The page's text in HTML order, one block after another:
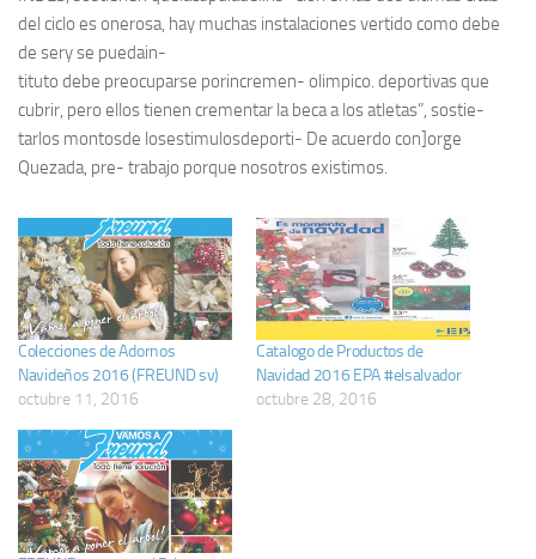
del ciclo es onerosa, hay muchas instalaciones vertido como debe
de sery se puedain-
tituto debe preocuparse porincremen- olimpico. deportivas que
cubrir, pero ellos tienen crementar la beca a los atletas”, sostie-
tarlos montosde losestimulosdeporti- De acuerdo con]orge
Quezada, pre- trabajo porque nosotros existimos.
Colecciones de Adornos
Navideños 2016 (FREUND sv)
octubre 11, 2016
Catalogo de Productos de
Navidad 2016 EPA #elsalvador
octubre 28, 2016